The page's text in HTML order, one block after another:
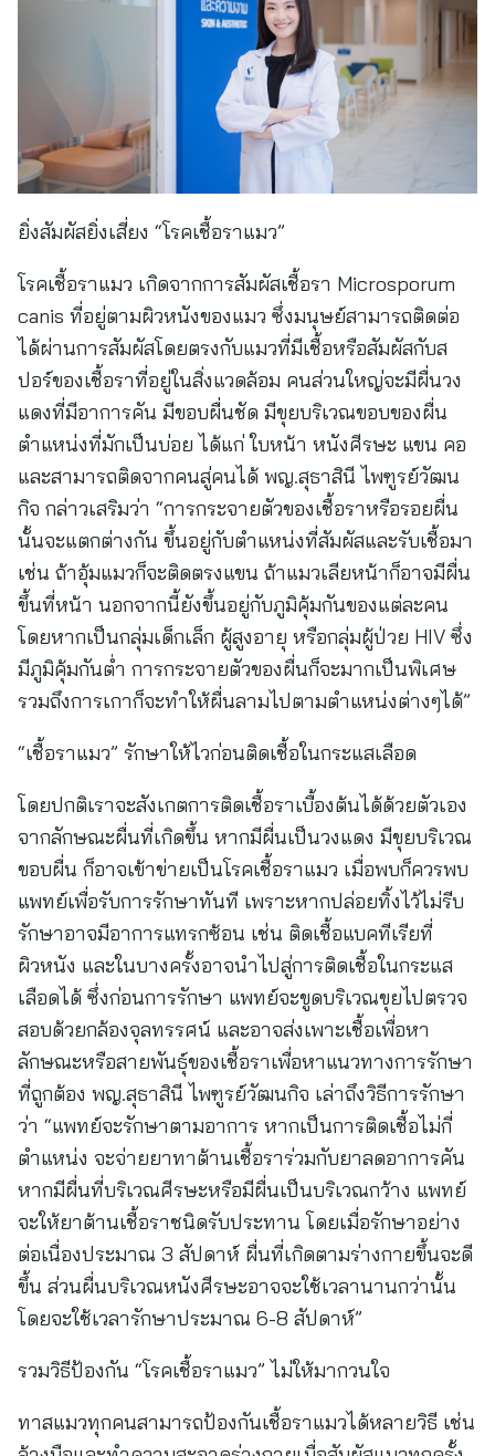
ยิ่งสัมผัสยิ่งเสี่ยง “โรคเชื้อราแมว”
โรคเชื้อราแมว เกิดจากการสัมผัสเชื้อรา Microsporum
canis ที่อยู่ตามผิวหนังของแมว ซึ่งมนุษย์สามารถติดต่อ
ได้ผ่านการสัมผัสโดยตรงกับแมวที่มีเชื้อหรือสัมผัสกับส
ปอร์ของเชื้อราที่อยู่ในสิ่งแวดล้อม คนส่วนใหญ่จะมีผื่นวง
แดงที่มีอาการคัน มีขอบผื่นชัด มีขุยบริเวณขอบของผื่น
ตำแหน่งที่มักเป็นบ่อย ได้แก่ ใบหน้า หนังศีรษะ แขน คอ
และสามารถติดจากคนสู่คนได้ พญ.สุธาสินี ไพฑูรย์วัฒน
กิจ กล่าวเสริมว่า “การกระจายตัวของเชื้อราหรือรอยผื่น
นั้นจะแตกต่างกัน ขึ้นอยู่กับตำแหน่งที่สัมผัสและรับเชื้อมา
เช่น ถ้าอุ้มแมวก็จะติดตรงแขน ถ้าแมวเลียหน้าก็อาจมีผื่น
ขึ้นที่หน้า นอกจากนี้ยังขึ้นอยู่กับภูมิคุ้มกันของแต่ละคน
โดยหากเป็นกลุ่มเด็กเล็ก ผู้สูงอายุ หรือกลุ่มผู้ป่วย HIV ซึ่ง
มีภูมิคุ้มกันต่ำ การกระจายตัวของผื่นก็จะมากเป็นพิเศษ
รวมถึงการเกาก็จะทำให้ผื่นลามไปตามตำแหน่งต่างๆได้”
“เชื้อราแมว” รักษาให้ไวก่อนติดเชื้อในกระแสเลือด
โดยปกติเราจะสังเกตการติดเชื้อราเบื้องต้นได้ด้วยตัวเอง
จากลักษณะผื่นที่เกิดขึ้น หากมีผื่นเป็นวงแดง มีขุยบริเวณ
ขอบผื่น ก็อาจเข้าข่ายเป็นโรคเชื้อราแมว เมื่อพบก็ควรพบ
แพทย์เพื่อรับการรักษาทันที เพราะหากปล่อยทิ้งไว้ไม่รีบ
รักษาอาจมีอาการแทรกซ้อน เช่น ติดเชื้อแบคทีเรียที่
ผิวหนัง และในบางครั้งอาจนำไปสู่การติดเชื้อในกระแส
เลือดได้ ซึ่งก่อนการรักษา แพทย์จะขูดบริเวณขุยไปตรวจ
สอบด้วยกล้องจุลทรรศน์ และอาจส่งเพาะเชื้อเพื่อหา
ลักษณะหรือสายพันธุ์ของเชื้อราเพื่อหาแนวทางการรักษา
ที่ถูกต้อง พญ.สุธาสินี ไพฑูรย์วัฒนกิจ เล่าถึงวิธีการรักษา
ว่า “แพทย์จะรักษาตามอาการ หากเป็นการติดเชื้อไม่กี่
ตำแหน่ง จะจ่ายยาทาต้านเชื้อราร่วมกับยาลดอาการคัน
หากมีผื่นที่บริเวณศีรษะหรือมีผื่นเป็นบริเวณกว้าง แพทย์
จะให้ยาต้านเชื้อราชนิดรับประทาน โดยเมื่อรักษาอย่าง
ต่อเนื่องประมาณ 3 สัปดาห์ ผื่นที่เกิดตามร่างกายขึ้นจะดี
ขึ้น ส่วนผื่นบริเวณหนังศีรษะอาจจะใช้เวลานานกว่านั้น
โดยจะใช้เวลารักษาประมาณ 6-8 สัปดาห์”
รวมวิธีป้องกัน “โรคเชื้อราแมว” ไม่ให้มากวนใจ
ทาสแมวทุกคนสามารถป้องกันเชื้อราแมวได้หลายวิธี เช่น